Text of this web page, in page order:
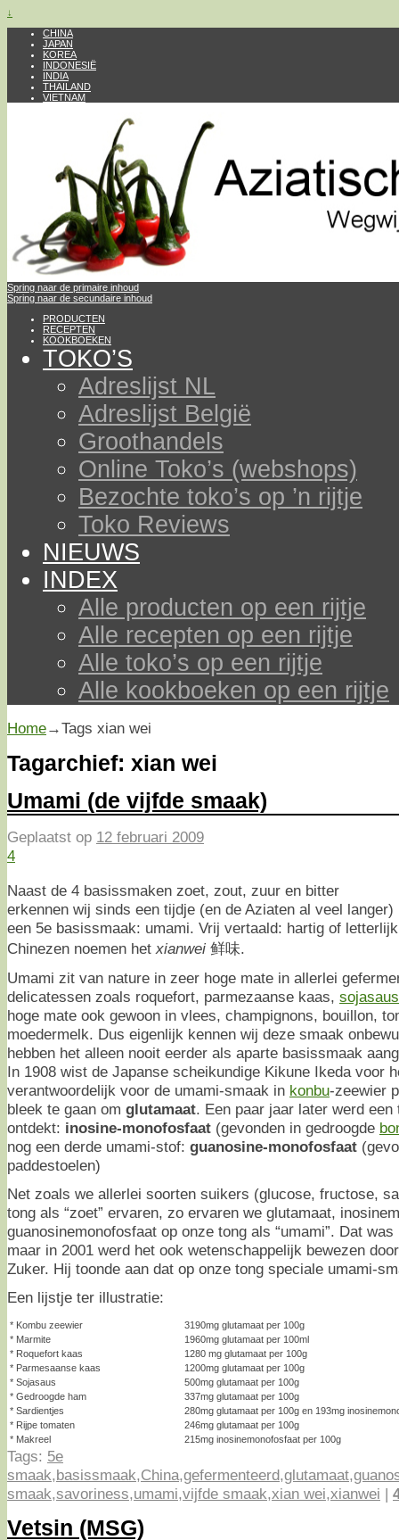
↓
CHINA
JAPAN
KOREA
INDONESIË
INDIA
THAILAND
VIETNAM
Spring naar de primaire inhoud
Spring naar de secundaire inhoud
PRODUCTEN
RECEPTEN
KOOKBOEKEN
TOKO’S
Adreslijst NL
Adreslijst België
Groothandels
Online Toko’s (webshops)
Bezochte toko’s op ’n rijtje
Toko Reviews
NIEUWS
INDEX
Alle producten op een rijtje
Alle recepten op een rijtje
Alle toko’s op een rijtje
Alle kookboeken op een rijtje
Home→Tags xian wei
Tagarchief: xian wei
Umami (de vijfde smaak)
Geplaatst op 12 februari 2009
4
Naast de 4 basissmaken zoet, zout, zuur en bitter
erkennen wij sinds een tijdje (en de Aziaten al veel langer)
een 5e basissmaak: umami. Vrij vertaald: hartig of
Chinezen noemen het xianwei 鲜味.
Umami zit van nature in zeer hoge mate in allerlei
delicatessen zoals roquefort, parmezaanse kaas, sojasaus
hoge mate ook gewoon in vlees, champignons, bouillon,
moedermelk. Dus eigenlijk kennen wij deze smaak
hebben het alleen nooit eerder als aparte basissmaak
In 1908 wist de Japanse scheikundige Kikune Ikeda voor
verantwoordelijk voor de umami-smaak in konbu-zeewier
bleek te gaan om glutamaat. Een paar jaar later werd
ontdekt: inosine-monofosfaat (gevonden in gedroogde
nog een derde umami-stof: guanosine-monofosfaat
paddestoelen)
Net zoals we allerlei soorten suikers (glucose, fructose,
tong als “zoet” ervaren, zo ervaren we glutamaat,
guanosinemonofosfaat op onze tong als “umami”. Dat
maar in 2001 werd het ook wetenschappelijk bewezen
Zuker. Hij toonde aan dat op onze tong speciale umami-
Een lijstje ter illustratie:
* Kombu zeewier
3190mg glutamaat per 100g
* Marmite
1960mg glutamaat per 100ml
* Roquefort kaas
1280 mg glutamaat per 100g
* Parmesaanse kaas
1200mg glutamaat per 100g
* Sojasaus
500mg glutamaat per 100g
* Gedroogde ham
337mg glutamaat per 100g
* Sardientjes
280mg glutamaat per 100g en 193mg
* Rijpe tomaten
246mg glutamaat per 100g
* Makreel
215mg inosinemonofosfaat per 100g
Tags: 5e
smaak,basissmaak,China,gefermenteerd,glutamaat,
smaak,savoriness,umami,vijfde smaak,xian wei,xianwei |
Vetsin (MSG)